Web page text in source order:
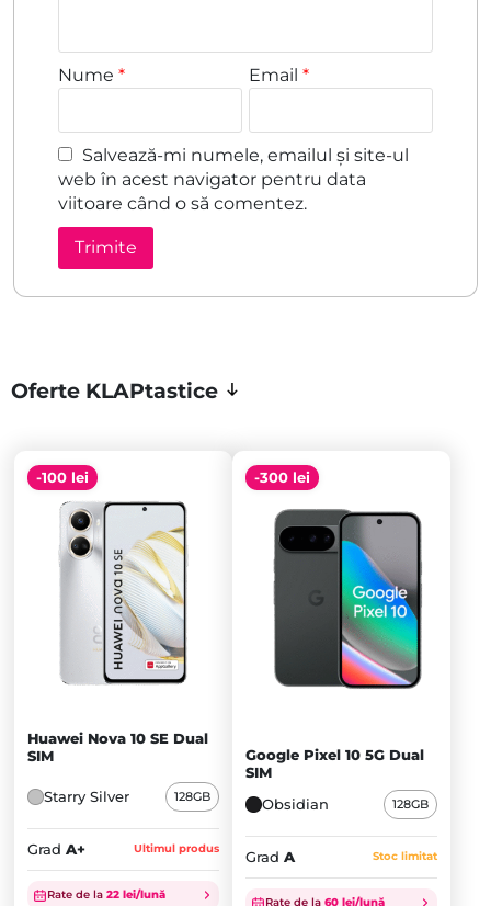
Nume * Email*
Salvează-mi numele, emailul și site-ul
web în acest navigator pentru data
viitoare când o să comentez.
Oferte KLAPtastice
-100 lei
Huawei Nova 10 SE Dual
SIM
Starry Silver 128GB
Grad A+ Ultimul produs
Rate de la 22 lei/lună
Prețul
inițial
Prețul
-300 lei
Google Pixel 10 5G Dual
SIM
Obsidian
128GB
Grad A Stoc limitat
Rate de la 60 lei/lună
Prețul
inițial
Prețul